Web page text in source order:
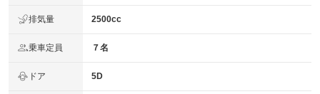
排気量 2500cc
乗車定員 ７名
ドア 5D